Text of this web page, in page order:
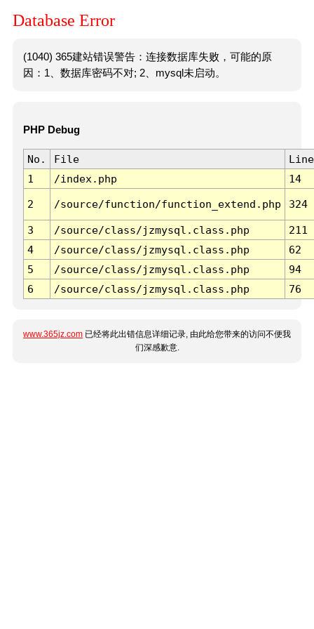
Database Error
(1040) 365建站错误警告：连接数据库失败，可能的原
因：1、数据库密码不对; 2、mysql未启动。
PHP Debug
No. File
Line
1
/index.php 14
2 /source/function/function_extend.php 324
3 /source/class/jzmysql.class.php
211
4
/source/class/jzmysql.class.php
62
5
/source/class/jzmysql.class.php
94
6
/source/class/jzmysql.class.php 76
www.365jz.com 已经将此出错信息详细记录, 由此给您带来的访问不便我
们深感歉意.